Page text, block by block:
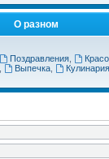
О разном
Поздравления,
Выпечка,
Кулинария